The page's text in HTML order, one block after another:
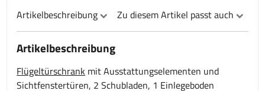
Artikelbeschreibung Zu diesem Artikel passt auch
Artikelbeschreibung
Flügeltürschrank mit Ausstattungselementen und
Sichtfenstertüren, 2 Schubladen, 1 Einlegeboden